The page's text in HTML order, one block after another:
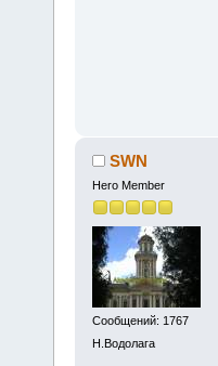
SWN
Hero Member
Сообщений: 1767
Н.Водолага